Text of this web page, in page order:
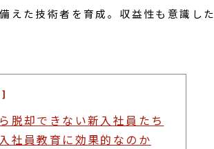
えた技術者を育成。収益性も意識した
]
脱却できない新入社員たち
社員教育に効果的なのか